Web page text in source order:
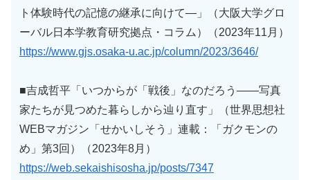
ト体験時代の記憶の継承に向けて—」（大阪大学グロ
ーバル日本学教育研究拠点・コラム）（2023年11月）
https://www.gjs.osaka-u.ac.jp/column/2023/3646/
■吉成哲平「いつからが「戦後」なのだろう――写真
家たちが見つめた暮らしから辿り直す」（世界思想社
WEBマガジン「せかいしそう」連載：「ガクモンの
め」第3回）（2023年8月）
https://web.sekaishisosha.jp/posts/7347